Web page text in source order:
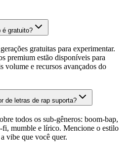
é gratuito?
gratuitas para experimentar.
premium estão disponíveis para
volume e recursos avançados do
de letras de rap suporta?
todos os sub-gêneros: boom-bap,
mumble e lírico. Mencione o estilo
vibe que você quer.